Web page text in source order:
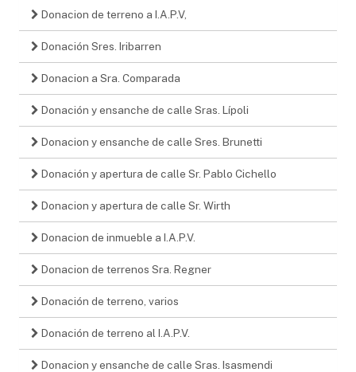
Donacion de terreno a I.A.P.V,
Donación Sres. Iribarren
Donacion a Sra. Comparada
Donación y ensanche de calle Sras. Lípoli
Donacion y ensanche de calle Sres. Brunetti
Donación y apertura de calle Sr. Pablo Cichello
Donacion y apertura de calle Sr. Wirth
Donacion de inmueble a I.A.P.V.
Donacion de terrenos Sra. Regner
Donación de terreno, varios
Donación de terreno al I.A.P.V.
Donacion y ensanche de calle Sras. Isasmendi